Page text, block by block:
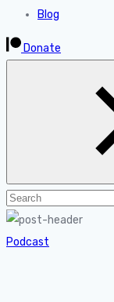
Blog
Donate
Podcast